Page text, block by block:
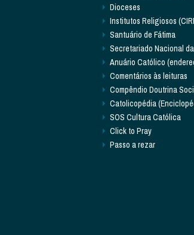
Dioceses
Institutos Religiosos
Santuário de Fátima
Secretariado Nacional
Anuário Católico
Comentários às leituras
Compêndio Doutrina
Catolicopédia
SOS Cultura Católica
Click to Pray
Passo a rezar